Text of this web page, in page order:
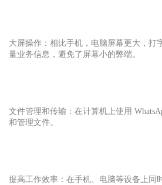
大屏操作：相比手机，电脑屏幕更大，打
量业务信息，避免了屏幕小的弊端。
文件管理和传输：在计算机上使用
和管理文件。
提高工作效率：在手机、电脑等设备上同